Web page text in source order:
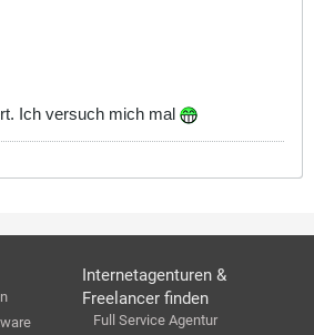
Ich versuch mich mal
Internetagenturen &
Freelancer finden
Full Service Agentur